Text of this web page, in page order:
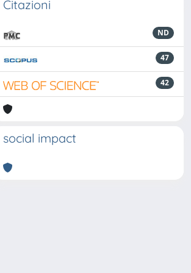
Citazioni
ND
47
42
social impact